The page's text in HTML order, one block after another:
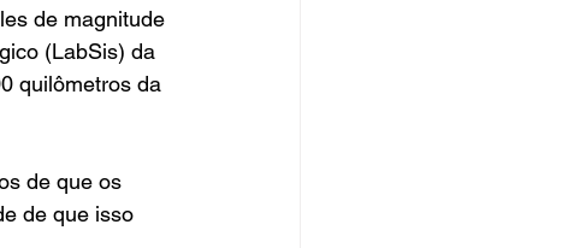
de magnitude
(LabSis) da
quilômetros da
de que os
de que isso